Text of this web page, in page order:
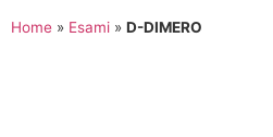
Home » Esami » D-DIMERO